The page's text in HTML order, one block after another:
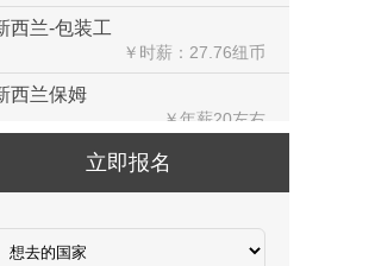
￥时薪：27.76纽币
￥年薪20左右
赴新西兰地板、地毯厂
日本-印刷
立即报名